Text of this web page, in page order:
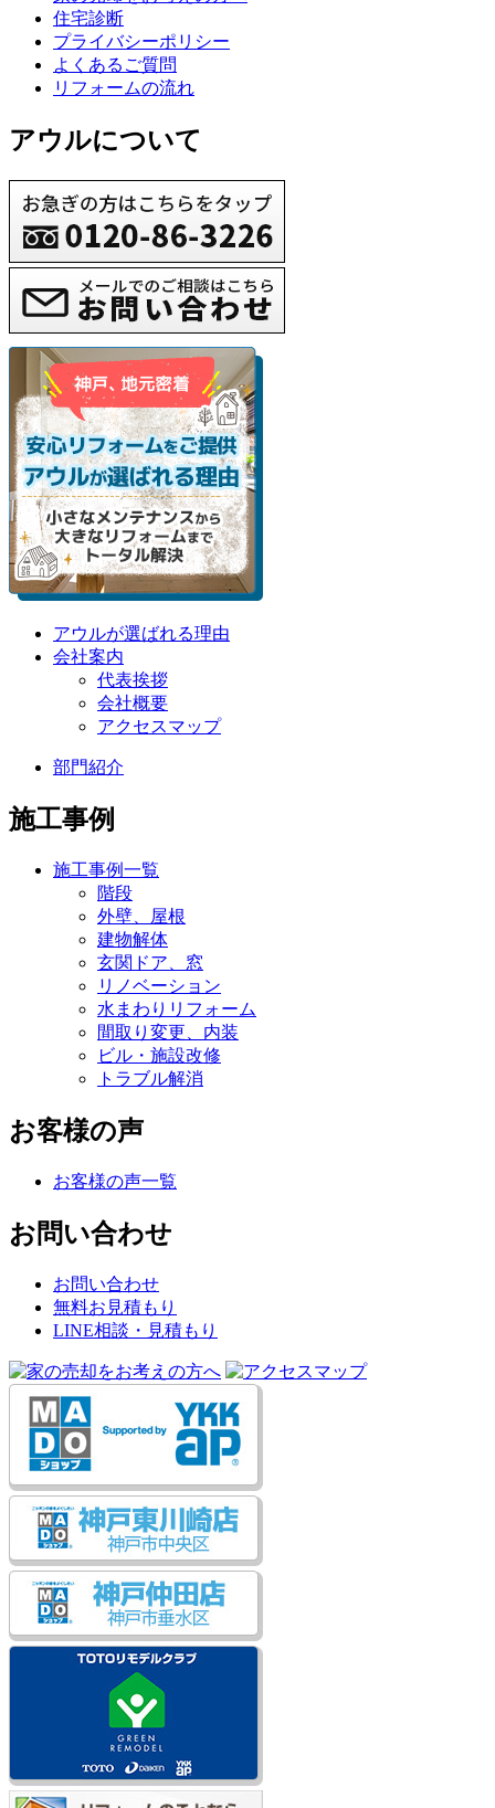
住宅診断
プライバシーポリシー
よくあるご質問
リフォームの流れ
アウルについて
アウルが選ばれる理由
会社案内
代表挨拶
会社概要
アクセスマップ
部門紹介
施工事例
施工事例一覧
階段
外壁、屋根
建物解体
玄関ドア、窓
リノベーション
水まわりリフォーム
間取り変更、内装
ビル・施設改修
トラブル解消
お客様の声
お客様の声一覧
お問い合わせ
お問い合わせ
無料お見積もり
LINE相談・見積もり